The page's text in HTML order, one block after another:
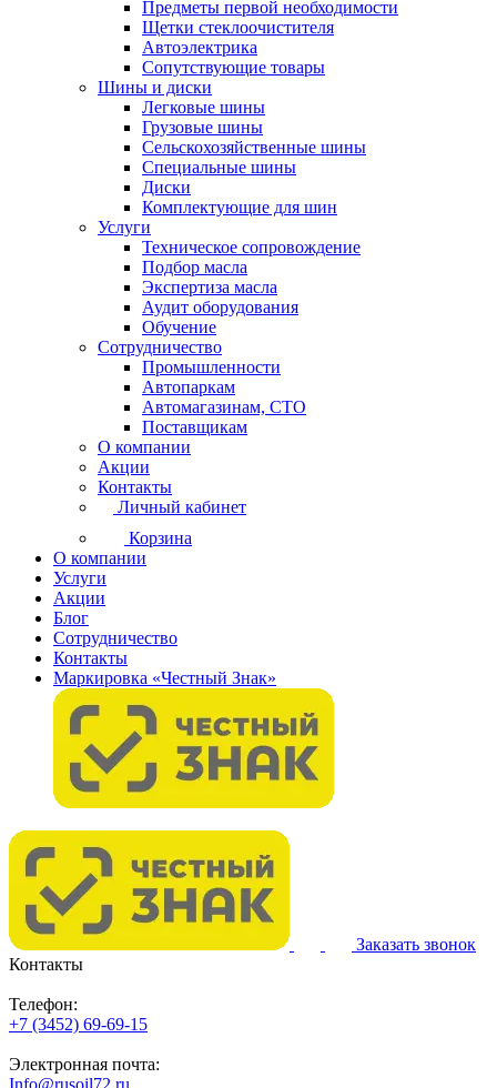
Предметы первой необходимости
Щетки стеклоочистителя
Автоэлектрика
Сопутствующие товары
Шины и диски
Легковые шины
Грузовые шины
Сельскохозяйственные шины
Специальные шины
Диски
Комплектующие для шин
Услуги
Техническое сопровождение
Подбор масла
Экспертиза масла
Аудит оборудования
Обучение
Сотрудничество
Промышленности
Автопаркам
Автомагазинам, СТО
Поставщикам
О компании
Акции
Контакты
Личный кабинет
Корзина
О компании
Услуги
Акции
Блог
Сотрудничество
Контакты
Маркировка «Честный Знак»
Заказать звонок
Контакты
Телефон:
+7 (3452) 69-69-15
Электронная почта:
Info@rusoil72.ru